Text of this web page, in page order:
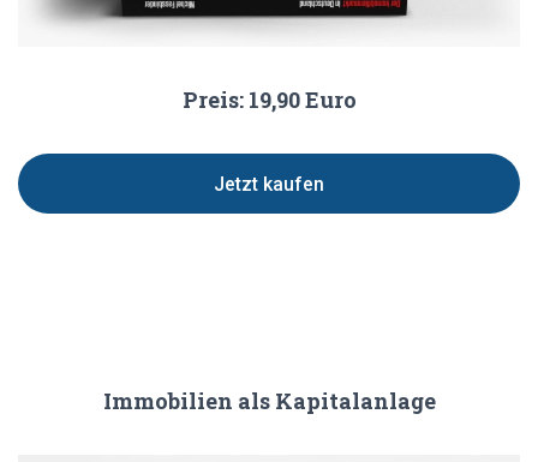
Preis: 19,90 Euro
Jetzt kaufen
Immobilien als Kapitalanlage